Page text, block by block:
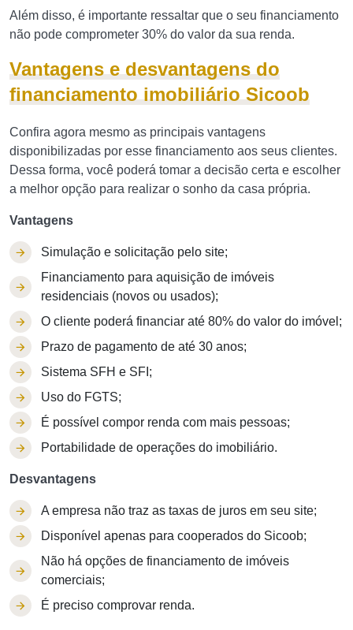
Além disso, é importante ressaltar que o seu financiamento
não pode comprometer 30% do valor da sua renda.
Vantagens e desvantagens do
financiamento imobiliário Sicoob
Confira agora mesmo as principais vantagens
disponibilizadas por esse financiamento aos seus clientes.
Dessa forma, você poderá tomar a decisão certa e escolher
a melhor opção para realizar o sonho da casa própria.
Vantagens
Simulação e solicitação pelo site;
Financiamento para aquisição de imóveis
residenciais (novos ou usados);
O cliente poderá financiar até 80% do valor do imóvel;
Prazo de pagamento de até 30 anos;
Sistema SFH e SFI;
Uso do FGTS;
É possível compor renda com mais pessoas;
Portabilidade de operações do imobiliário.
Desvantagens
A empresa não traz as taxas de juros em seu site;
Disponível apenas para cooperados do Sicoob;
Não há opções de financiamento de imóveis
comerciais;
É preciso comprovar renda.